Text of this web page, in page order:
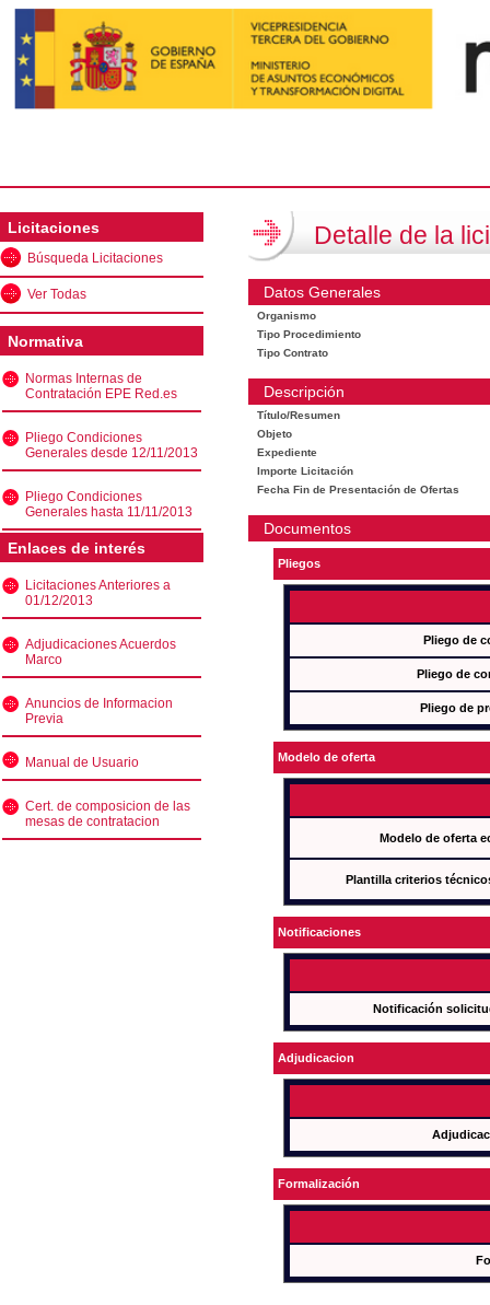
Licitaciones
Búsqueda Licitaciones
Ver Todas
Normativa
Normas Internas de
Contratación EPE Red.es
Pliego Condiciones
Generales desde 12/11/2013
Pliego Condiciones
Generales hasta 11/11/2013
Enlaces de interés
Licitaciones Anteriores a
01/12/2013
Adjudicaciones Acuerdos
Marco
Anuncios de Informacion
Previa
Manual de Usuario
Cert. de composicion de las
mesas de contratacion
Detalle de la
Datos Generales
Organismo
Tipo Procedimiento
Tipo Contrato
Descripción
Título/Resumen
Objeto
Expediente
Importe Licitación
Fecha Fin de Presentación de Ofertas
Documentos
Pliegos
Pliego de
Pliego de
Pliego de
Modelo de oferta
Modelo de oferta
Plantilla criterios
Notificaciones
Notificación
Adjudicacion
Formalización